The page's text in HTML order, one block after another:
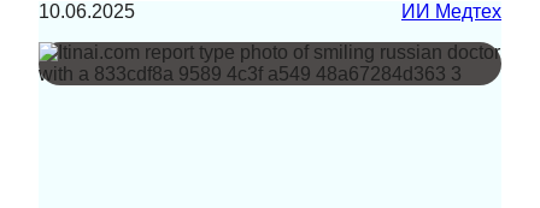
10.06.2025 ИИ Медтех